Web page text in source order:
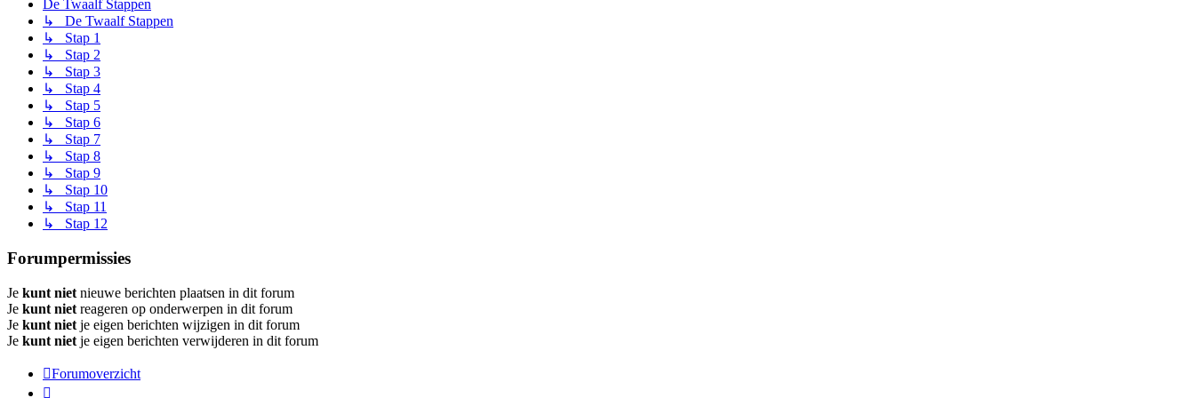
De Twaalf Stappen
↳ De Twaalf Stappen
↳ Stap 1
↳ Stap 2
↳ Stap 3
↳ Stap 4
↳ Stap 5
↳ Stap 6
↳ Stap 7
↳ Stap 8
↳ Stap 9
↳ Stap 10
↳ Stap 11
↳ Stap 12
Forumpermissies
Je kunt niet nieuwe berichten plaatsen in dit forum
Je kunt niet reageren op onderwerpen in dit forum
Je kunt niet je eigen berichten wijzigen in dit forum
Je kunt niet je eigen berichten verwijderen in dit forum
Forumoverzicht